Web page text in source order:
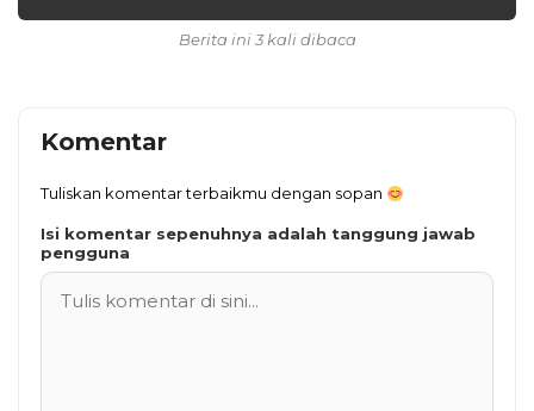
Berita ini 3 kali dibaca
Komentar
Tuliskan komentar terbaikmu dengan sopan
Isi komentar sepenuhnya adalah tanggung jawab
pengguna